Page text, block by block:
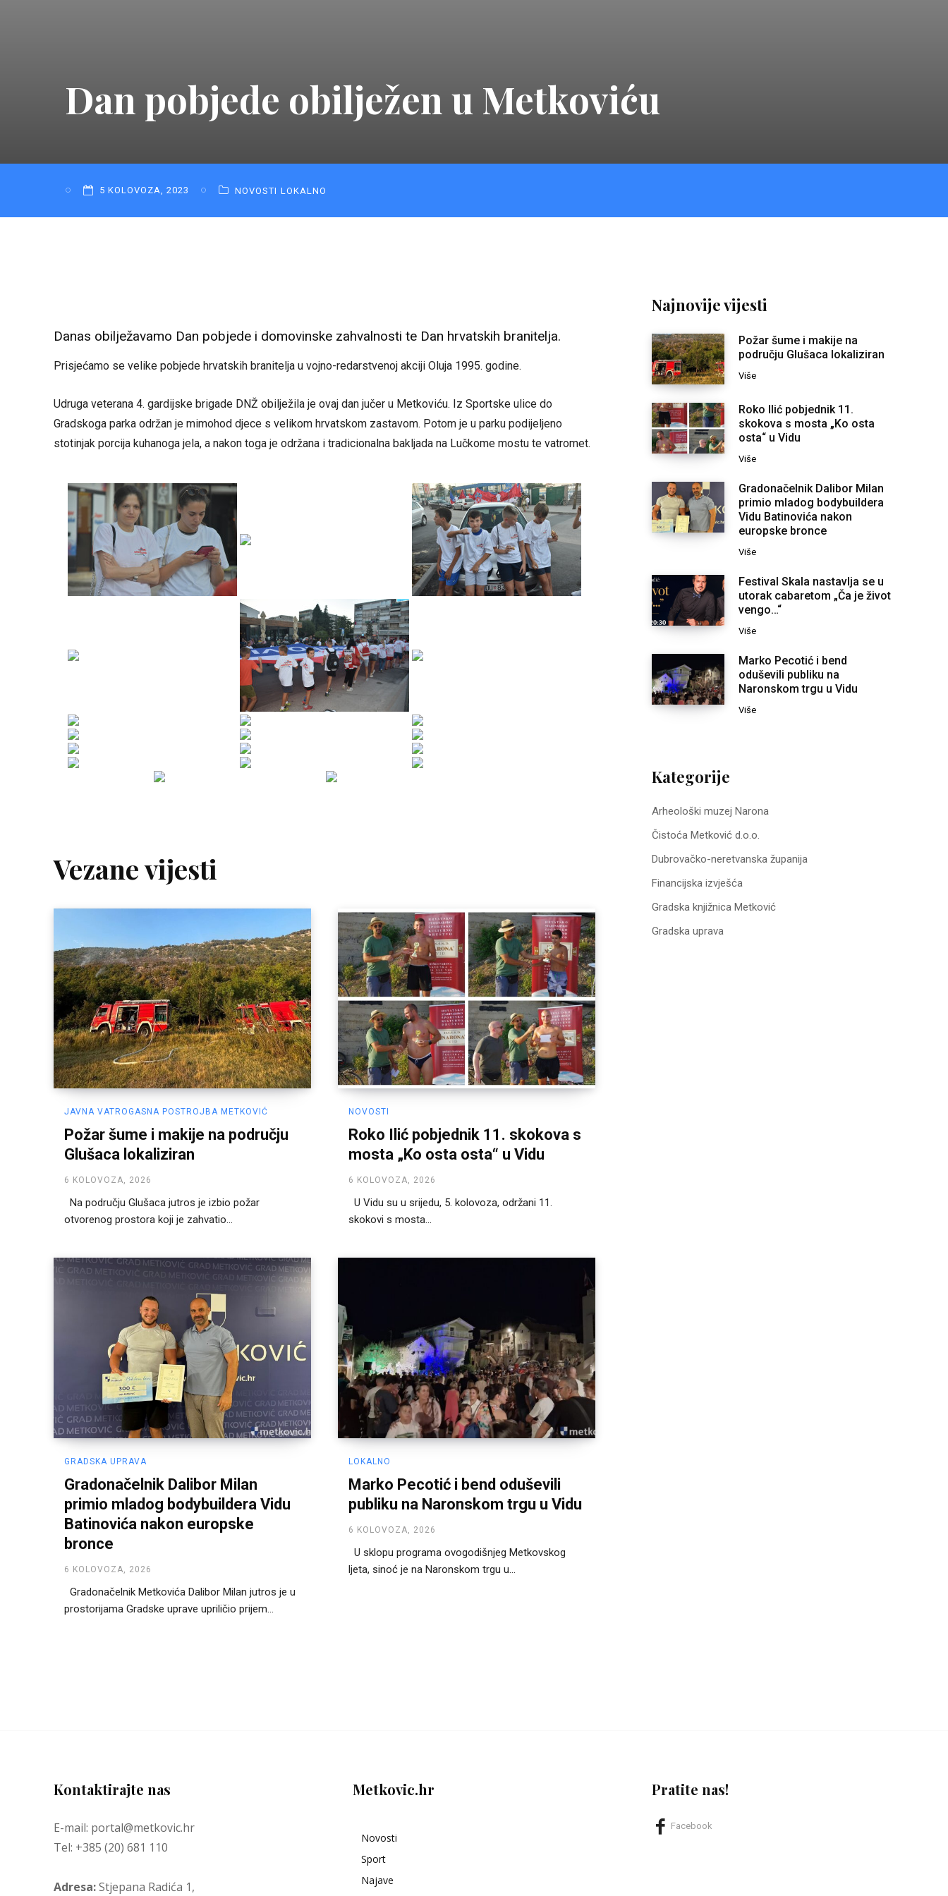
Dan pobjede obilježen u Metkoviću
5 KOLOVOZA, 2023 NOVOSTI LOKALNO
Danas obilježavamo Dan pobjede i domovinske zahvalnosti te Dan hrvatskih branitelja.
Prisjećamo se velike pobjede hrvatskih branitelja u vojno-redarstvenoj akciji Oluja 1995. godine.
Udruga veterana 4. gardijske brigade DNŽ obilježila je ovaj dan jučer u Metkoviću. Iz Sportske ulice do
Gradskoga parka održan je mimohod djece s velikom hrvatskom zastavom. Potom je u parku podijeljeno
stotinjak porcija kuhanoga jela, a nakon toga je održana i tradicionalna bakljada na Lučkome mostu te vatromet.
Vezane vijesti
JAVNA VATROGASNA POSTROJBA METKOVIĆ
Požar šume i makije na području
Glušaca lokaliziran
6 KOLOVOZA, 2026
Na području Glušaca jutros je izbio požar
otvorenog prostora koji je zahvatio...
NOVOSTI
Roko Ilić pobjednik 11. skokova s
mosta „Ko osta osta“ u Vidu
6 KOLOVOZA, 2026
U Vidu su u srijedu, 5. kolovoza, održani 11.
skokovi s mosta...
GRADSKA UPRAVA
Gradonačelnik Dalibor Milan
primio mladog bodybuildera Vidu
Batinovića nakon europske
bronce
6 KOLOVOZA, 2026
Gradonačelnik Metkovića Dalibor Milan jutros je u
prostorijama Gradske uprave upriličio prijem...
LOKALNO
Marko Pecotić i bend oduševili
publiku na Naronskom trgu u Vidu
6 KOLOVOZA, 2026
U sklopu programa ovogodišnjeg Metkovskog
ljeta, sinoć je na Naronskom trgu u...
Najnovije vijesti
Požar šume i makije na
području Glušaca lokaliziran
Više
Roko Ilić pobjednik 11.
skokova s mosta „Ko osta
osta“ u Vidu
Više
Gradonačelnik Dalibor Milan
primio mladog bodybuildera
Vidu Batinovića nakon
europske bronce
Više
Festival Skala nastavlja se u
utorak cabaretom „Ča je život
vengo…“
Više
Marko Pecotić i bend
oduševili publiku na
Naronskom trgu u Vidu
Više
Kategorije
Arheološki muzej Narona
Čistoća Metković d.o.o.
Dubrovačko-neretvanska županija
Financijska izvješća
Gradska knjižnica Metković
Gradska uprava
Kontaktirajte nas
E-mail: portal@metkovic.hr
Tel: +385 (20) 681 110
Adresa:Stjepana Radića 1,
Metkovic.hr
Novosti
Sport
Najave
Pratite nas!
Facebook